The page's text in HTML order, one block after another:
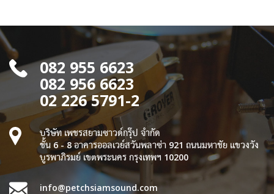
082 955 6623
082 956 6623
02 226 5791-2
บริษัท เพชรสยามซาวด์กรุ๊ป จำกัด
ชั้น 6 - 8 อาคารออลเวย์สวันพลาซ่า 921 ถนนมหาชัย แขวงวัง
บูรพาภิรมย์ เขตพระนคร กรุงเทพฯ 10200
info@petchsiamsound.com